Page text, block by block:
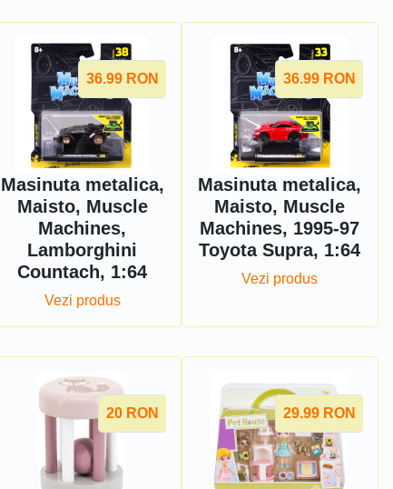
36.99 RON
Masinuta metalica,
Maisto, Muscle
Machines,
Lamborghini
Countach, 1:64
Vezi produs
36.99 RON
Masinuta metalica,
Maisto, Muscle
Machines, 1995-97
Toyota Supra, 1:64
Vezi produs
20 RON 29.99 RON